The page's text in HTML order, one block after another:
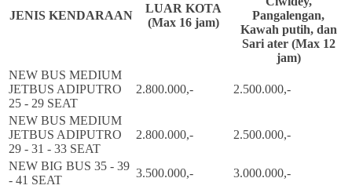
JENIS KENDARAAN
LUAR KOTA
(Max 16 jam)
Pangalengan,
Kawah putih, dan
Sari ater (Max 12
jam)
NEW BUS MEDIUM
JETBUS ADIPUTRO
25 - 29 SEAT
2.800.000,- 2.500.000,-
NEW BUS MEDIUM
JETBUS ADIPUTRO
29 - 31 - 33 SEAT
2.800.000,- 2.500.000,-
NEW BIG BUS 35 - 39
- 41 SEAT
3.500.000,-
3.000.000,-